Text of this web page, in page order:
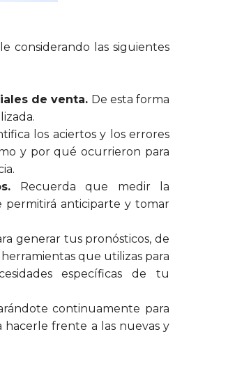
considerando las siguientes
de venta. De esta forma
los aciertos y los errores
y por qué ocurrieron para
Recuerda que medir la
permitirá anticiparte y tomar
generar tus pronósticos, de
que utilizas para
específicas de tu
continuamente para
hacerle frente a las nuevas y